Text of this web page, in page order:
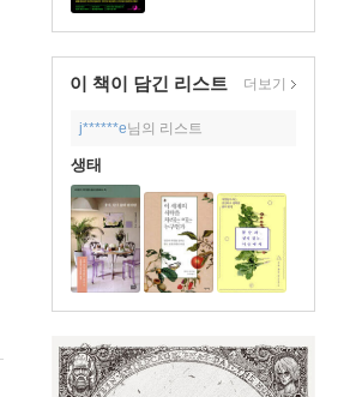
이 책이 담긴 리스트 더보기
j******e님의 리스트
생태